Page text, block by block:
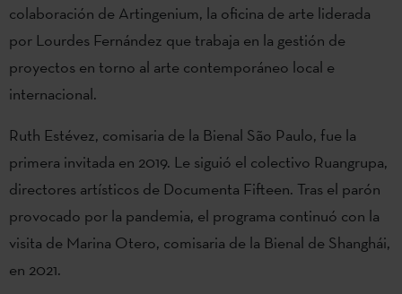
colaboración de Artingenium, la oficina de arte liderada
por Lourdes Fernández que trabaja en la gestión de
proyectos en torno al arte contemporáneo local e
internacional.
Ruth Estévez, comisaria de la Bienal São Paulo, fue la
primera invitada en 2019. Le siguió el colectivo Ruangrupa,
directores artísticos de Documenta Fifteen. Tras el parón
provocado por la pandemia, el programa continuó con la
visita de Marina Otero, comisaria de la Bienal de Shanghái,
en 2021.